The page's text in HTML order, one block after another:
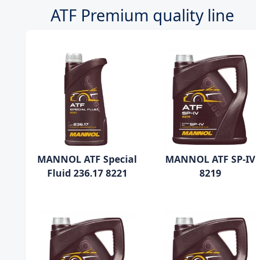
ATF Premium quality line
MANNOL ATF Special
Fluid 236.17 8221
MANNOL ATF SP-IV
8219